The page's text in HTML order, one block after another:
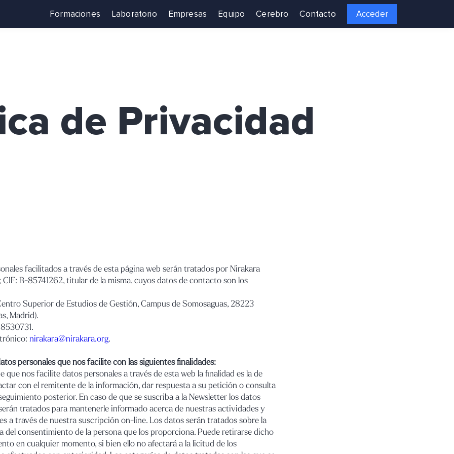
Formaciones Laboratorio Empresas Equipo Cerebro Contacto Acceder
de Privacidad
facilitados a través de esta página web serán tratados por Nirakara
CIF: B-85741262, titular de la misma, cuyos datos de contacto son los
Superior de Estudios de Gestión, Campus de Somosaguas, 28223
Madrid).
nirakara@nirakara.org.
personales que nos facilite con las siguientes finalidades:
que nos facilite datos personales a través de esta web la finalidad es la de
con el remitente de la información, dar respuesta a su petición o consulta
posterior. En caso de que se suscriba a la Newsletter los datos
tratados para mantenerle informado acerca de nuestras actividades y
a través de nuestra suscripción on-line. Los datos serán tratados sobre la
del consentimiento de la persona que los proporciona. Puede retirarse dicho
en cualquier momento, si bien ello no afectará a la licitud de los